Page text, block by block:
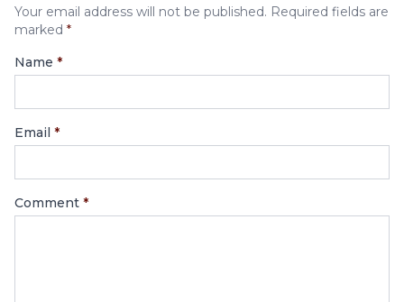
Your email address will not be published. Required fields are
marked *
Name *
Email *
Comment *